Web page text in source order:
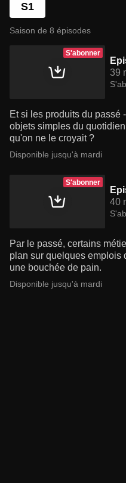
S1
Saison de 8 épisodes
S'abonner
39
Et si les produits du passé
objets simples du
qu'on ne le croyait ?
Disponible jusqu'à mardi
S'abonner
40
Par le passé, certains
plan sur quelques emplois
une bouchée de pain.
Disponible jusqu'à mardi